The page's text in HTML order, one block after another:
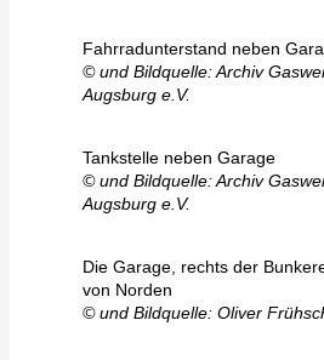
Fahrradunterstand neben
© und Bildquelle: Archiv
Augsburg e.V.
Tankstelle neben Garage
© und Bildquelle: Archiv
Augsburg e.V.
Die Garage, rechts der
von Norden
© und Bildquelle: Oliver